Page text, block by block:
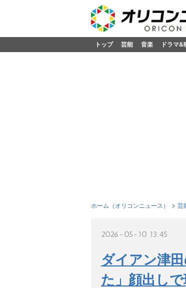
トップ 芸能 音楽 ドラマ&
ホーム（オリコンニュース） 芸
2026-05-10 13:45
ダイアン津
た」顔出し